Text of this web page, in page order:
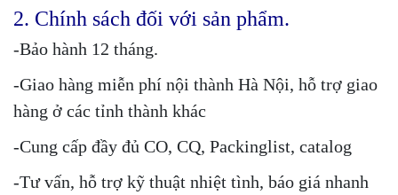
2. Chính sách đối với sản phẩm.
-Bảo hành 12 tháng.
-Giao hàng miễn phí nội thành Hà Nội, hỗ trợ giao
hàng ở các tỉnh thành khác
-Cung cấp đầy đủ CO, CQ, Packinglist, catalog
-Tư vấn, hỗ trợ kỹ thuật nhiệt tình, báo giá nhanh